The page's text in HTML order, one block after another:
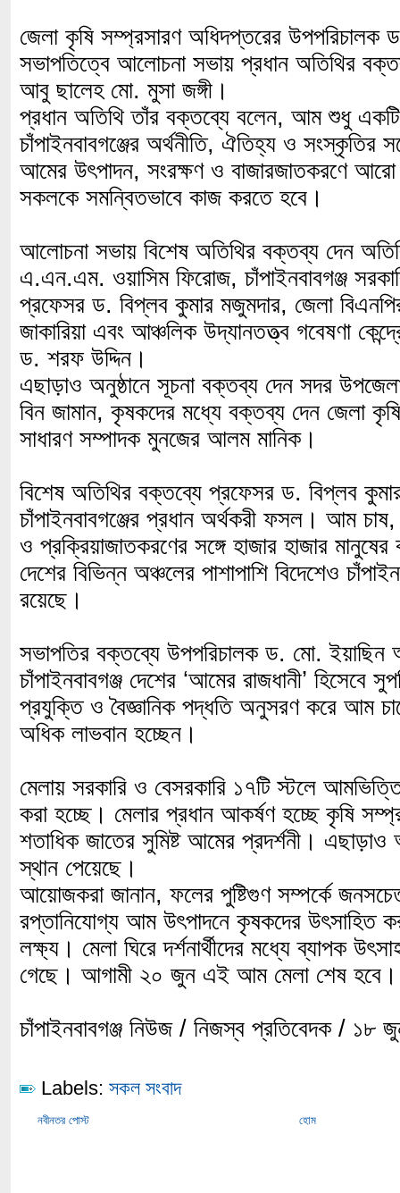
জেলা কৃষি সম্প্রসারণ অধিদপ্তরের উপপরিচালক
সভাপতিত্বে আলোচনা সভায় প্রধান অতিথির
আবু ছালেহ মো. মুসা জঙ্গী।
প্রধান অতিথি তাঁর বক্তব্যে বলেন, আম শুধু
চাঁপাইনবাবগঞ্জের অর্থনীতি, ঐতিহ্য ও সংস্কৃতির
আমের উৎপাদন, সংরক্ষণ ও বাজারজাতকরণে আরো
সকলকে সমন্বিতভাবে কাজ করতে হবে।
আলোচনা সভায় বিশেষ অতিথির বক্তব্য দেন
এ.এন.এম. ওয়াসিম ফিরোজ, চাঁপাইনবাবগঞ্জ
প্রফেসর ড. বিপ্লব কুমার মজুমদার, জেলা
জাকারিয়া এবং আঞ্চলিক উদ্যানতত্ত্ব গবেষণা
ড. শরফ উদ্দিন।
এছাড়াও অনুষ্ঠানে সূচনা বক্তব্য দেন সদর
বিন জামান, কৃষকদের মধ্যে বক্তব্য দেন জেলা
সাধারণ সম্পাদক মুনজের আলম মানিক।
বিশেষ অতিথির বক্তব্যে প্রফেসর ড. বিপ্লব
চাঁপাইনবাবগঞ্জের প্রধান অর্থকরী ফসল। আম
ও প্রক্রিয়াজাতকরণের সঙ্গে হাজার হাজার
দেশের বিভিন্ন অঞ্চলের পাশাপাশি বিদেশেও
রয়েছে।
সভাপতির বক্তব্যে উপপরিচালক ড. মো. ইয়াছিন
চাঁপাইনবাবগঞ্জ দেশের ‘আমের রাজধানী’ হিসেবে
প্রযুক্তি ও বৈজ্ঞানিক পদ্ধতি অনুসরণ করে আম
অধিক লাভবান হচ্ছেন।
মেলায় সরকারি ও বেসরকারি ১৭টি স্টলে
করা হচ্ছে। মেলার প্রধান আকর্ষণ হচ্ছে কৃষি
শতাধিক জাতের সুমিষ্ট আমের প্রদর্শনী।
স্থান পেয়েছে।
আয়োজকরা জানান, ফলের পুষ্টিগুণ সম্পর্কে
রপ্তানিযোগ্য আম উৎপাদনে কৃষকদের উৎসাহিত
লক্ষ্য। মেলা ঘিরে দর্শনার্থীদের মধ্যে ব্যাপক
গেছে। আগামী ২০ জুন এই আম মেলা শেষ হবে।
চাঁপাইনবাবগঞ্জ নিউজ / নিজস্ব প্রতিবেদক / ১৮
Labels: সকল সংবাদ
নবীনতর পোস্ট হোম